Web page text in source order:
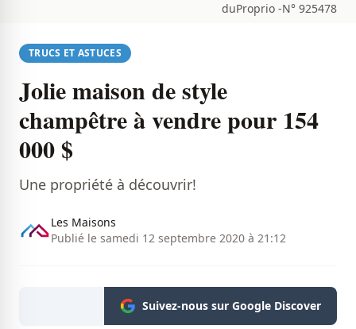
duProprio -N° 925478
TRUCS ET ASTUCES
Jolie maison de style
champêtre à vendre pour 154
000 $
Une propriété à découvrir!
Les Maisons
Publié le samedi 12 septembre 2020 à 21:12
Suivez-nous sur Google Discover